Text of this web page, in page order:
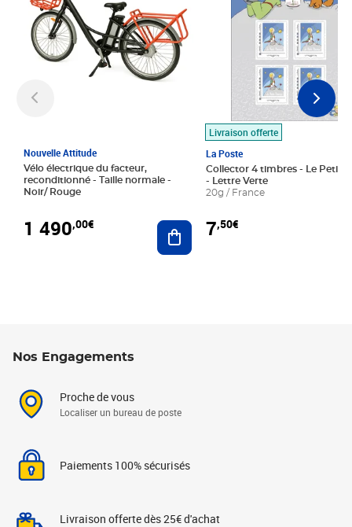
Nouvelle Attitude
Vélo électrique du facteur,
reconditionné - Taille normale -
Noir/ Rouge
1 490,00€ Ajouter au panier
Livraison offerte
La Poste
Collector 4 timbres - Le Petit
- Lettre Verte
20g / France
7,50€
Nos Engagements
Proche de vous
Localiser un bureau de poste
Paiements 100% sécurisés
Livraison offerte dès 25€ d'achat